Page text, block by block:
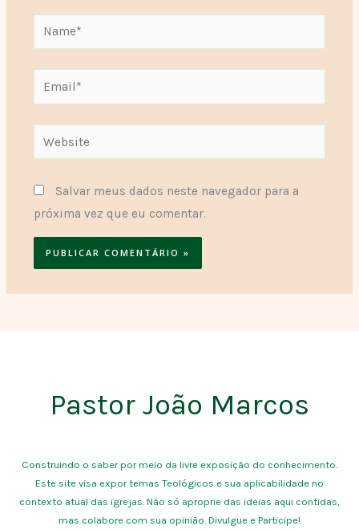
Name*
Email*
Website
Salvar meus dados neste navegador para a
próxima vez que eu comentar.
Pastor João Marcos
Construindo o saber por meio da livre exposição do conhecimento.
Este site visa expor temas Teológicos e sua aplicabilidade no
contexto atual das igrejas. Não só aproprie das ideias aqui contidas,
mas colabore com sua opinião. Divulgue e Participe!